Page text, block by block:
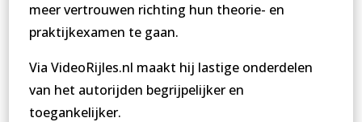
meer vertrouwen richting hun theorie- en
praktijkexamen te gaan.
Via VideoRijles.nl maakt hij lastige onderdelen
van het autorijden begrijpelijker en
toegankelijker.